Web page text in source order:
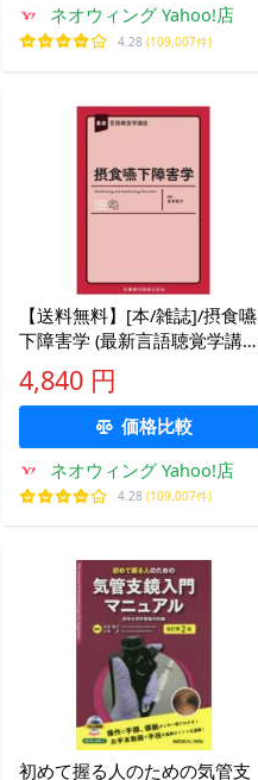
ネオウィング Yahoo!店
4.28 (109,007件)
【送料無料】[本/雑誌]/摂食嚥
下障害学 (最新言語聴覚学講
座)/倉智雅子/編著
4,840 円
価格比較
ネオウィング Yahoo!店
4.28 (109,007件)
初めて握る人のための気管支